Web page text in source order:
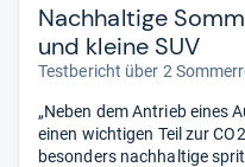
Nachhaltige
und kleine SUV
Testbericht über 2
„Neben dem Antrieb eines
einen wichtigen Teil zur
besonders nachhaltige